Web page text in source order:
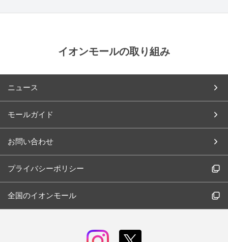
イオンモールの取り組み
ニュース
モールガイド
お問い合わせ
プライバシーポリシー
全国のイオンモール